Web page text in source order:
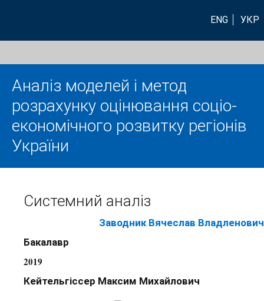
ENG УКР
Аналіз моделей і метод
розрахунку оцінювання соціо-
економічного розвитку регіонів
України
Системний аналіз
Заводник Вячеслав Владленович
Бакалавр
2019
Кейтельгіссер Максим Михайлович